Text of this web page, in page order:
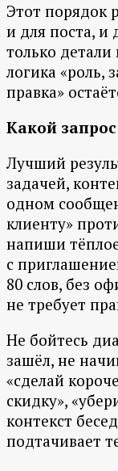
Этот порядок
и для поста, и
только детали
логика «роль,
правка»
Какой
Лучший
задачей,
одном
клиенту»
напиши
с
80 слов, без
не требует
Не бойтесь
зашёл, не
«сделай
скидку»,
контекст
подтачивает